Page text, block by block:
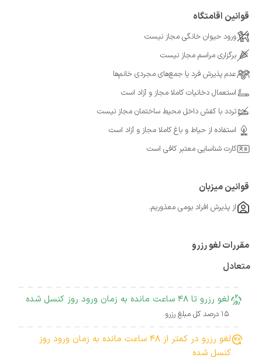
قوانین اقامتگاه
ورود حیوان خانگی مجاز نیست
برگزاری مراسم مجاز نیست
عدم پذیرش فرد یا جمع‌های مجردی خانم‌ها
استعمال دخانیات کاملا مجاز و آزاد است
تردد با کفش داخل محیط ساختمان مجاز نیست
استفاده از حیاط و باغ کاملا مجاز و آزاد است
کارت شناسایی معتبر کافی است
قوانین میزبان
از پذیرش افراد بومی معذوریم.
مقررات لغو رزرو
متعادل
لغو رزرو تا 48 ساعت مانده به زمان ورود روز کنسل شده
15 درصد کل مبلغ رزرو
لغو رزرو در کمتر از 48 ساعت مانده به زمان ورود روز
کنسل شده